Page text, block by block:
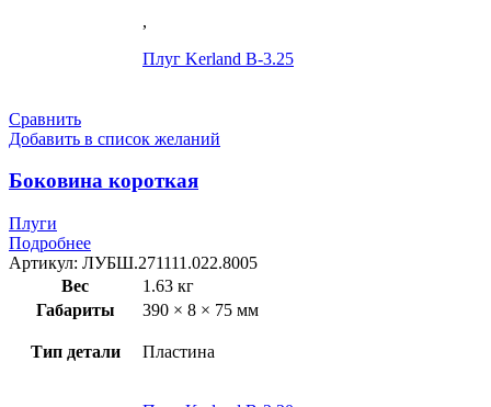
,
Плуг Kerland B-3.25
Сравнить
Добавить в список желаний
Боковина короткая
Плуги
Подробнее
Артикул: ЛУБШ.271111.022.8005
Вес
1.63 кг
Габариты
390 × 8 × 75 мм
Тип детали Пластина